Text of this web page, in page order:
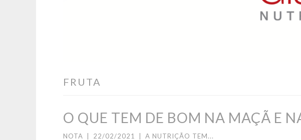
FRUTA
O QUE TEM DE BOM NA MAÇÃ E
NOTA 22/02/2021 A NUTRIÇÃO TEM...